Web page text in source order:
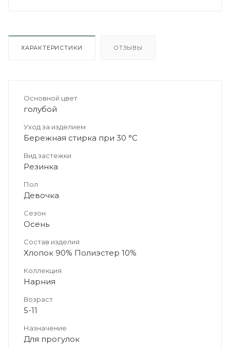
ХАРАКТЕРИСТИКИ ОТЗЫВЫ
Основной цвет
голубой
Уход за изделием
Бережная стирка при 30 °C
Вид застежки
Резинка
Пол
Девочка
Сезон
Осень
Состав изделия
Хлопок 90% Полиэстер 10%
Коллекция
Нарния
Возраст
5-11
Назначение
Для прогулок